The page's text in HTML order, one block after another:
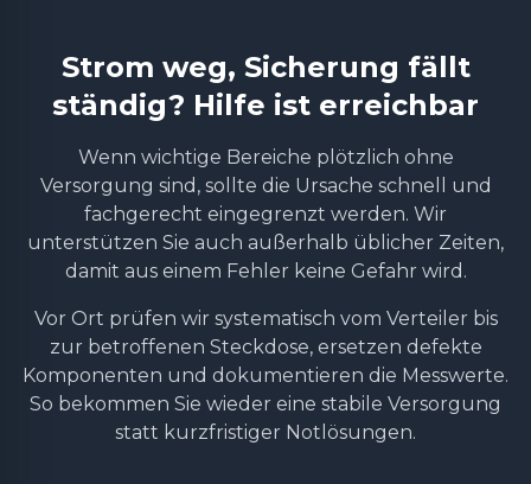
Strom weg, Sicherung fällt
ständig? Hilfe ist erreichbar
Wenn wichtige Bereiche plötzlich ohne
Versorgung sind, sollte die Ursache schnell und
fachgerecht eingegrenzt werden. Wir
unterstützen Sie auch außerhalb üblicher Zeiten,
damit aus einem Fehler keine Gefahr wird.
Vor Ort prüfen wir systematisch vom Verteiler bis
zur betroffenen Steckdose, ersetzen defekte
Komponenten und dokumentieren die Messwerte.
So bekommen Sie wieder eine stabile Versorgung
statt kurzfristiger Notlösungen.